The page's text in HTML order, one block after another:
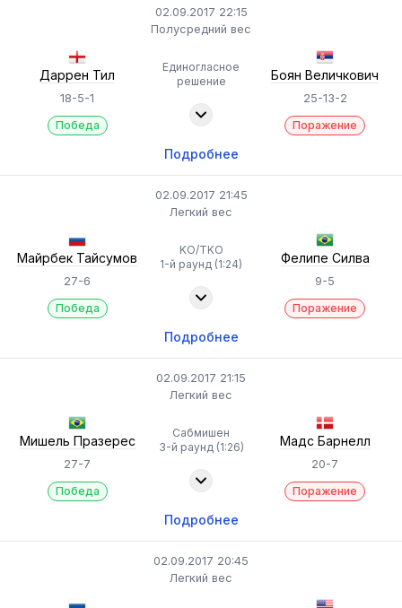
02.09.2017 22:15
Полусредний вес
Даррен Тил
18-5-1
Победа
Единогласное
решение
Боян Величкович
25-13-2
Поражение
Подробнее
02.09.2017 21:45
Легкий вес
Майрбек Тайсумов
27-6
Победа
KO/TKO
1-й раунд (1:24)
Фелипе Силва
9-5
Поражение
Подробнее
02.09.2017 21:15
Легкий вес
Мишель Празерес
27-7
Победа
Сабмишен
3-й раунд (1:26)
Мадс Барнелл
20-7
Поражение
Подробнее
02.09.2017 20:45
Легкий вес